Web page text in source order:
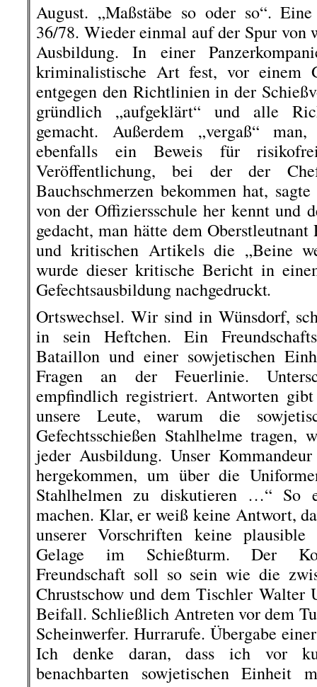
August. „Maßstäbe so oder so“.
36/78. Wieder einmal auf der Spur
Ausbildung. In einer
kriminalistische Art fest, vor einem
entgegen den Richtlinien in der
gründlich „aufgeklärt“ und alle
gemacht. Außerdem „vergaß“
ebenfalls ein Beweis für
Veröffentlichung, bei der der
Bauchschmerzen bekommen hat,
von der Offiziersschule her kennt und
gedacht, man hätte dem Oberstleutnant
und kritischen Artikels die „Beine
wurde dieser kritische Bericht in
Gefechtsausbildung nachgedruckt.
Ortswechsel. Wir sind in Wünsdorf,
in sein Heftchen. Ein
Bataillon und einer sowjetischen
Fragen an der Feuerlinie.
empfindlich registriert. Antworten
unsere Leute, warum die
Gefechtsschießen Stahlhelme
jeder Ausbildung. Unser
hergekommen, um über die
Stahlhelmen zu diskutieren …“ So
machen. Klar, er weiß keine Antwort,
unserer Vorschriften keine
Gelage im Schießturm. Der
Freundschaft soll so sein wie die
Chrustschow und dem Tischler Walter
Beifall. Schließlich Antreten vor dem
Scheinwerfer. Hurrarufe. Übergabe
Ich denke daran, dass ich vor
benachbarten sowjetischen Einheit